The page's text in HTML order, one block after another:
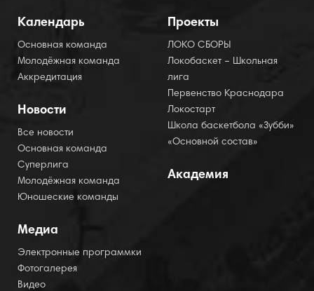
Календарь
Основная команда
Молодёжная команда
Аккредитация
Новости
Все новости
Основная команда
Суперлига
Молодёжная команда
Юношеские команды
Медиа
Электронные программки
Фотогалерея
Видео
Проекты
ЛОКО СБОРЫ
Локобаскет – Школьная
лига
Первенство Краснодара
Локостарт
Школа баскетбола «Зубби»
«Основной состав»
Академия